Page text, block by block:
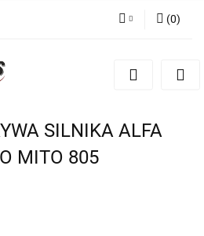
Zarejestruj się
(0)
SILNIKA ALFA
MITO 805